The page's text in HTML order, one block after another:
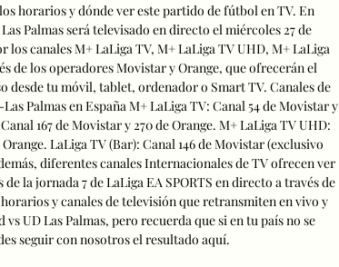
horarios y dónde ver este partido de fútbol en TV. En
Palmas será televisado en directo el miércoles 27 de
los canales M+ LaLiga TV, M+ LaLiga TV UHD, M+ LaLiga
de los operadores Movistar y Orange, que ofrecerán el
desde tu móvil, tablet, ordenador o Smart TV. Canales de
Palmas en España M+ LaLiga TV: Canal 54 de Movistar y
167 de Movistar y 270 de Orange. M+ LaLiga TV UHD:
Orange. LaLiga TV (Bar): Canal 146 de Movistar (exclusivo
diferentes canales Internacionales de TV ofrecen ver
la jornada 7 de LaLiga EA SPORTS en directo a través de
y canales de televisión que retransmiten en vivo y
UD Las Palmas, pero recuerda que si en tu país no se
seguir con nosotros el resultado aquí.